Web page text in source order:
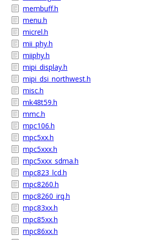
membuff.h
menu.h
micrel.h
mii_phy.h
miiphy.h
mipi_display.h
mipi_dsi_northwest.h
misc.h
mk48t59.h
mmc.h
mpc106.h
mpc5xx.h
mpc5xxx.h
mpc5xxx_sdma.h
mpc823_lcd.h
mpc8260.h
mpc8260_irq.h
mpc83xx.h
mpc85xx.h
mpc86xx.h